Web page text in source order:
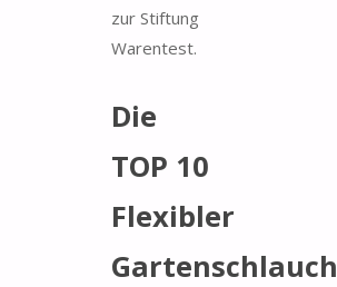
zur Stiftung
Warentest.
Die
TOP 10
Flexibler
Gartenschlauch